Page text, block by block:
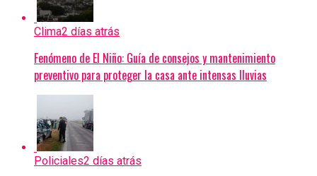
Clima2 días atrás
Fenómeno de El Niño: Guía de consejos y mantenimiento
preventivo para proteger la casa ante intensas lluvias
Policiales2 días atrás